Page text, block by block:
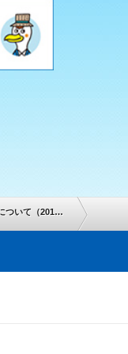
（お詫び）6月9日 運休便について（201便/202便・801便/802便）